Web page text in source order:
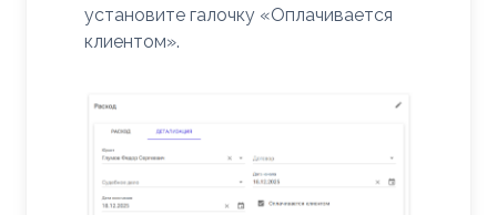
установите галочку «Оплачивается
клиентом».